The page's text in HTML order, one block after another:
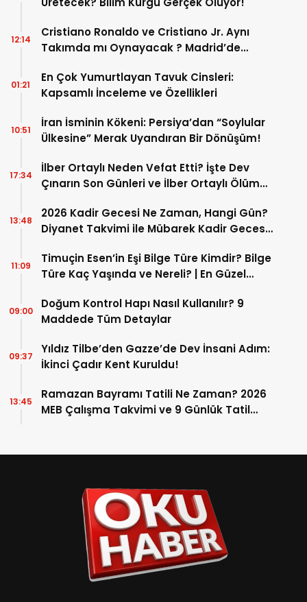
Cristiano Ronaldo ve Cristiano Jr. Aynı
Takımda mı Oynayacak ? Madrid’de
12:14
En Çok Yumurtlayan Tavuk Cinsleri:
Kapsamlı İnceleme ve Özellikleri
01:21
İran İsminin Kökeni: Persiya’dan “Soylular
Ülkesine” Merak Uyandıran Bir Dönüşüm!
10:51
İlber Ortaylı Neden Vefat Etti? İşte Dev
Çınarın Son Günleri ve İlber Ortaylı Ölüm
17:34
2026 Kadir Gecesi Ne Zaman, Hangi Gün?
Diyanet Takvimi ile Mübarek Kadir Gecesi
13:48
Timuçin Esen’in Eşi Bilge Türe Kimdir? Bilge
Türe Kaç Yaşında ve Nereli? | En Güzel
11:09
Doğum Kontrol Hapı Nasıl Kullanılır? 9
Maddede Tüm Detaylar
09:00
Yıldız Tilbe’den Gazze’de Dev İnsani Adım:
İkinci Çadır Kent Kuruldu!
09:37
Ramazan Bayramı Tatili Ne Zaman? 2026
MEB Çalışma Takvimi ve 9 Günlük Tatil
13:45